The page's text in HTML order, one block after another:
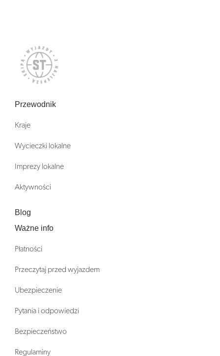
Przewodnik
Kraje
Wycieczki lokalne
Imprezy lokalne
Aktywności
Blog
Ważne info
Płatności
Przeczytaj przed wyjazdem
Ubezpieczenie
Pytania i odpowiedzi
Bezpieczeństwo
Regulaminy